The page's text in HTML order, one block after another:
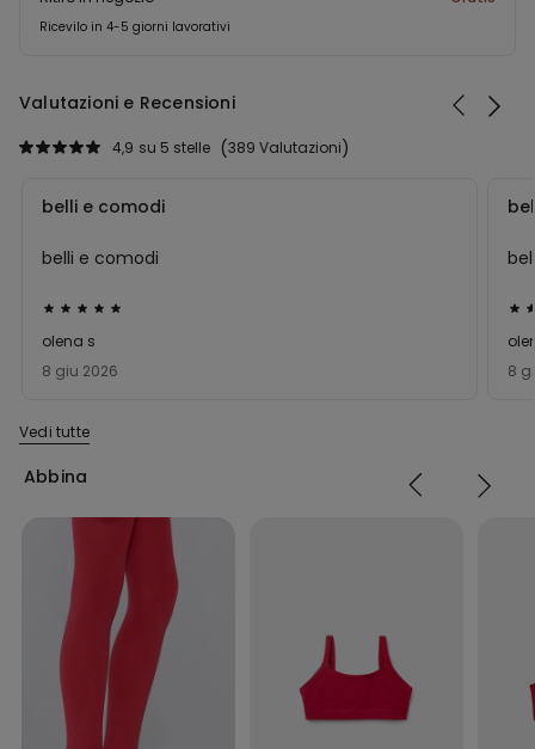
Ricevilo in 4-5 giorni lavorativi
Valutazioni e Recensioni
389 Valutazioni
4,9 su 5 stelle
Valutato
5
su
8 giu 2026
olena s
belli e comodi
belli e comodi
5
su
8
Vedi tutte
Abbina